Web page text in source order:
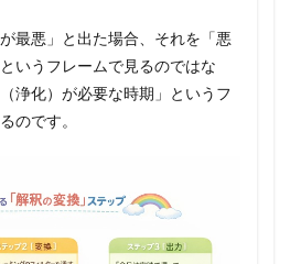
最悪」と出た場合、それを「悪
いうフレームで見るのではな
浄化）が必要な時期」というフ
のです。